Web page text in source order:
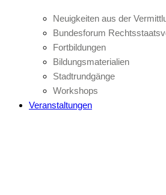
Neuigkeiten aus der
Bundesforum
Fortbildungen
Bildungsmaterialien
Stadtrundgänge
Workshops
Veranstaltungen